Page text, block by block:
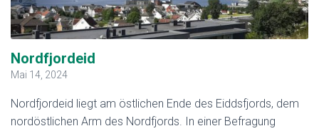
Nordfjordeid
Mai 14, 2024
Nordfjordeid liegt am östlichen Ende des Eiddsfjords, dem
nordöstlichen Arm des Nordfjords. In einer Befragung